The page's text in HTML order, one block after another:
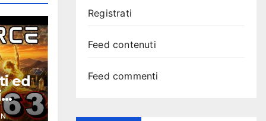
ed
Registrati
Feed contenuti
Feed commenti